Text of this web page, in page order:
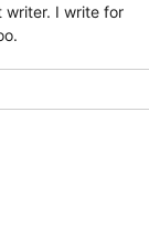
writer. I write for